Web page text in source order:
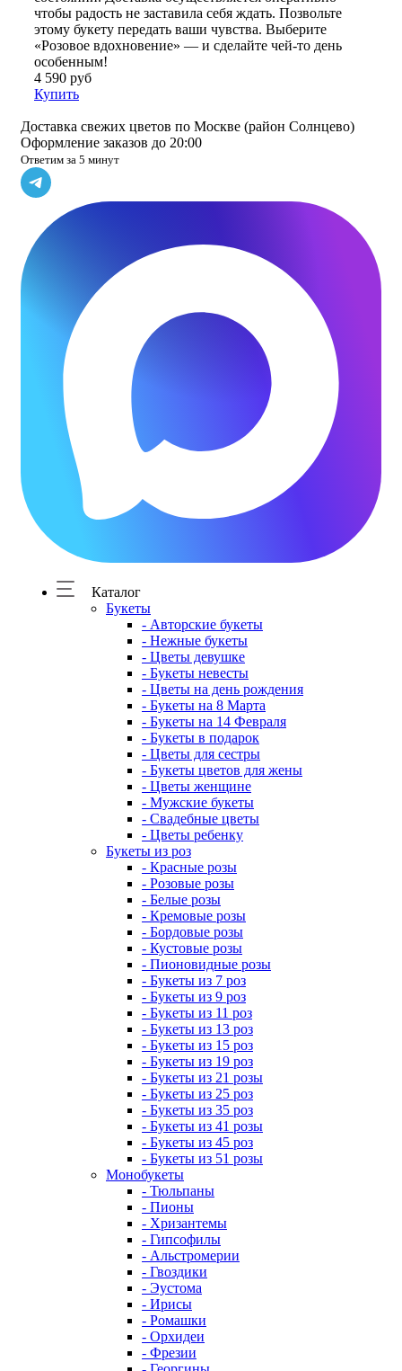
чтобы радость не заставила себя ждать. Позвольте
этому букету передать ваши чувства. Выберите
«Розовое вдохновение» — и сделайте чей-то день
особенным!
4 590 руб
Купить
Доставка свежих цветов по Москве (район Солнцево)
Оформление заказов до 20:00
Ответим за 5 минут
Каталог
Букеты
- Авторские букеты
- Нежные букеты
- Цветы девушке
- Букеты невесты
- Цветы на день рождения
- Букеты на 8 Марта
- Букеты на 14 Февраля
- Букеты в подарок
- Цветы для сестры
- Букеты цветов для жены
- Цветы женщине
- Мужские букеты
- Свадебные цветы
- Цветы ребенку
Букеты из роз
- Красные розы
- Розовые розы
- Белые розы
- Кремовые розы
- Бордовые розы
- Кустовые розы
- Пионовидные розы
- Букеты из 7 роз
- Букеты из 9 роз
- Букеты из 11 роз
- Букеты из 13 роз
- Букеты из 15 роз
- Букеты из 19 роз
- Букеты из 21 розы
- Букеты из 25 роз
- Букеты из 35 роз
- Букеты из 41 розы
- Букеты из 45 роз
- Букеты из 51 розы
Монобукеты
- Тюльпаны
- Пионы
- Хризантемы
- Гипсофилы
- Альстромерии
- Гвоздики
- Эустома
- Ирисы
- Ромашки
- Орхидеи
- Фрезии